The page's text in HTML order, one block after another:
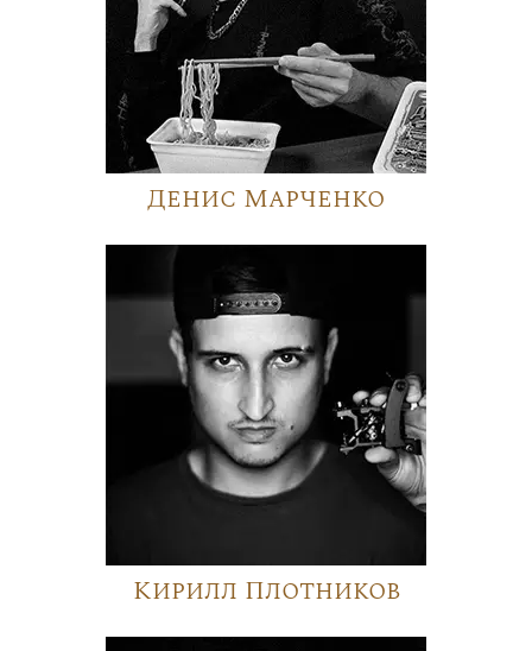
Денис Марченко
Кирилл Плотников